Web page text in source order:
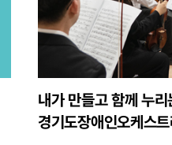
체육인 기회소득으로
관장